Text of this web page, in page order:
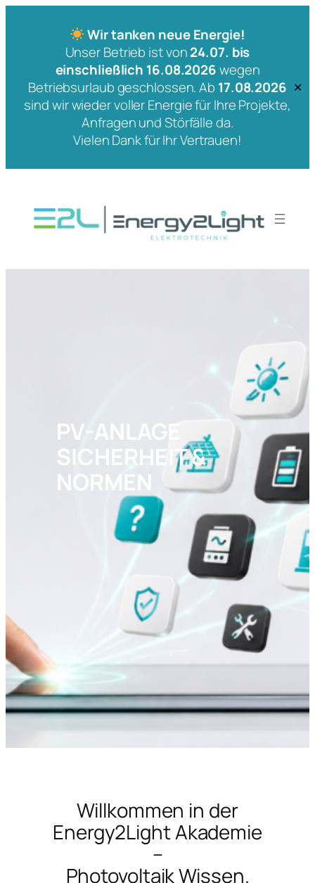
Wir tanken neue Energie!
Unser Betrieb ist von24.07. bis
einschließlich 16.08.2026wegen
Betriebsurlaub geschlossen. Ab 17.08.2026
sind wir wieder voller Energie für Ihre Projekte,
Anfragen und Störfälle da.
Vielen Dank für Ihr Vertrauen!
✕
springen
PV-ANLAGE
SICHERHEIT &
NORMEN
Willkommen in der
Energy2Light Akademie
–
Photovoltaik Wissen.